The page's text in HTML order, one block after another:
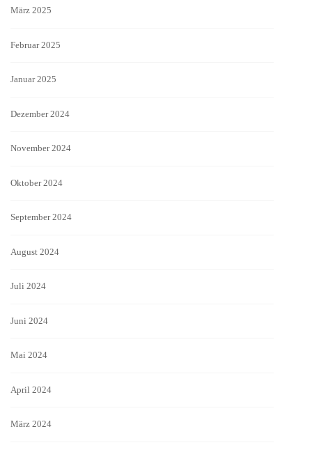
März 2025
Februar 2025
Januar 2025
Dezember 2024
November 2024
Oktober 2024
September 2024
August 2024
Juli 2024
Juni 2024
Mai 2024
April 2024
März 2024